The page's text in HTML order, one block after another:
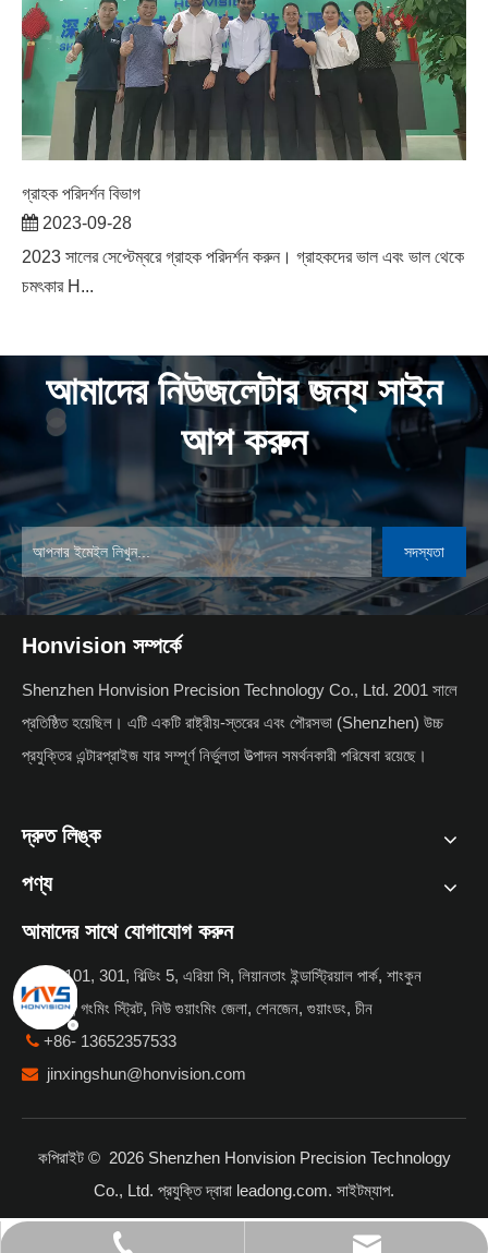
গ্রাহক পরিদর্শন বিভাগ
2023-09-28
2023 সালের সেপ্টেম্বরে গ্রাহক পরিদর্শন করুন। গ্রাহকদের ভাল এবং ভাল থেকে
চমৎকার H...
আমাদের নিউজলেটার জন্য সাইন
আপ করুন
সদস্যতা
Honvision সম্পর্কে
Shenzhen Honvision Precision Technology Co., Ltd. 2001 সালে
প্রতিষ্ঠিত হয়েছিল। এটি একটি রাষ্ট্রীয়-স্তরের এবং পৌরসভা (Shenzhen) উচ্চ
প্রযুক্তির এন্টারপ্রাইজ যার সম্পূর্ণ নির্ভুলতা উত্পাদন সমর্থনকারী পরিষেবা রয়েছে।
দ্রুত লিঙ্ক
পণ্য
আমাদের সাথে যোগাযোগ করুন

রুম 101, 301, বিল্ডিং 5, এরিয়া সি, লিয়ানতাং ইন্ডাস্ট্রিয়াল পার্ক, শাংকুন
কমিউনিটি, গংমিং স্ট্রিট, নিউ গুয়াংমিং জেলা, শেনজেন, গুয়াংডং, চীন
 +86- 13652357533
 jinxingshun@honvision.com
কপিরাইট © 2026Shenzhen Honvision Precision Technology
Co., Ltd. প্রযুক্তি দ্বারা leadong.com. সাইটম্যাপ.